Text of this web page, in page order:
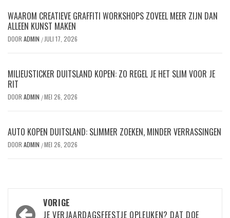
WAAROM CREATIEVE GRAFFITI WORKSHOPS ZOVEEL MEER ZIJN DAN
ALLEEN KUNST MAKEN
DOOR ADMIN / JULI 17, 2026
MILIEUSTICKER DUITSLAND KOPEN: ZO REGEL JE HET SLIM VOOR JE
RIT
DOOR ADMIN /MEI 26, 2026
AUTO KOPEN DUITSLAND: SLIMMER ZOEKEN, MINDER VERRASSINGEN
DOOR ADMIN /MEI 26, 2026
BerichtVORIGE
JE VERJAARDAGSFEESTJE OPLEUKEN? DAT DOE